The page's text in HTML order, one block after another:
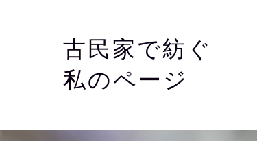
古民家で紡ぐ
私のページ